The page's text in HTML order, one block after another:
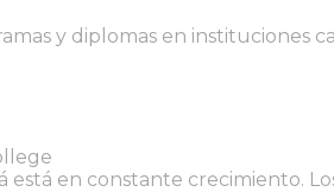
y diplomas en instituciones
está en constante crecimiento.